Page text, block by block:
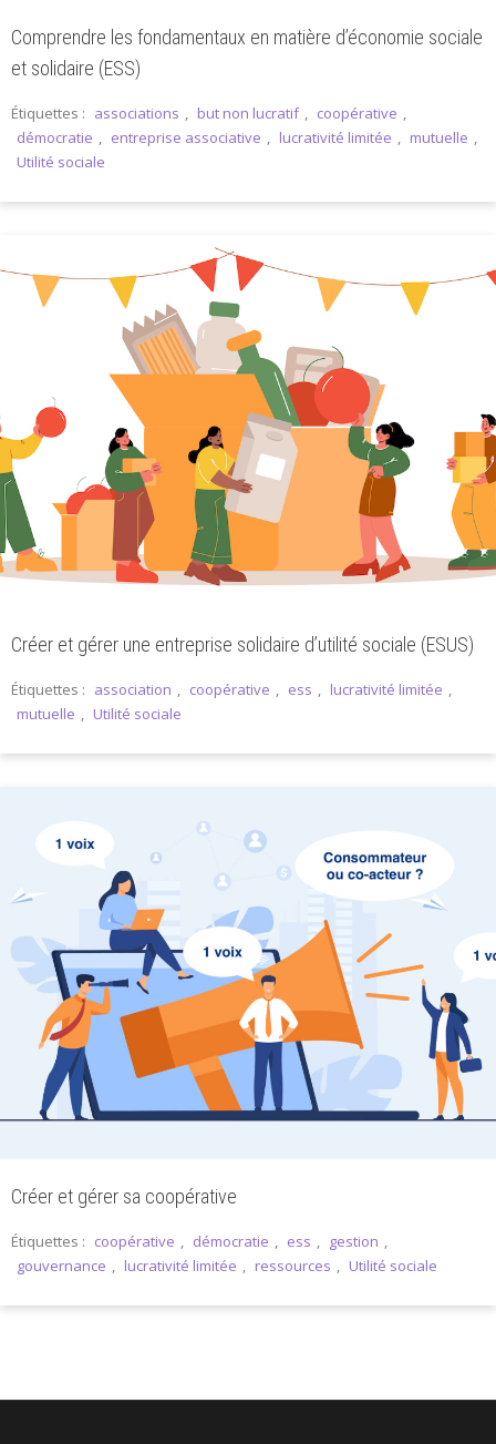
Comprendre les fondamentaux en matière d’économie sociale
et solidaire (ESS)
Étiquettes : associations , but non lucratif , coopérative ,
démocratie , entreprise associative , lucrativité limitée , mutuelle ,
Utilité sociale
Créer et gérer une entreprise solidaire d’utilité sociale (ESUS)
Étiquettes : association , coopérative , ess , lucrativité limitée ,
mutuelle , Utilité sociale
Créer et gérer sa coopérative
Étiquettes : coopérative , démocratie , ess , gestion ,
gouvernance , lucrativité limitée , ressources , Utilité sociale